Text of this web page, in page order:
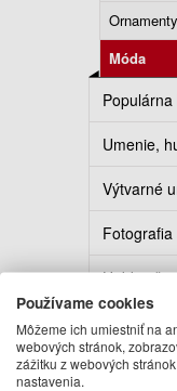
Ornamenty
Móda
Umenie,
Výtvarné
Fotografia
Hobby,
Kuchárky
Erotika
Používame cookies
Môžeme ich umiestniť na
webových stránok,
zážitku z webových
nastavenia.